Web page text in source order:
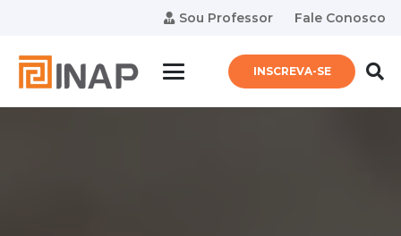
Sou Professor Fale Conosco
INSCREVA-SE